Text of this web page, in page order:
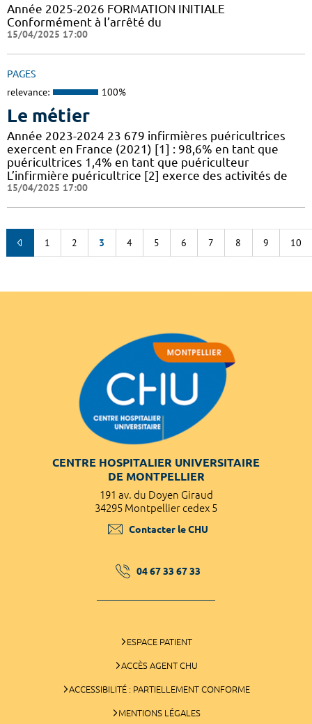
Année 2025-2026 FORMATION INITIALE
Conformément à l’arrêté du
15/04/2025 17:00
PAGES
relevance: 100%
Le métier
Année 2023-2024 23 679 infirmières puéricultrices
exercent en France (2021) [1] : 98,6% en tant que
puéricultrices 1,4% en tant que puériculteur
L’infirmière puéricultrice [2] exerce des activités de
15/04/2025 17:00
1 2 3 4 5 6 7 8 9 10
CENTRE HOSPITALIER UNIVERSITAIRE
DE MONTPELLIER
191 av. du Doyen Giraud
34295 Montpellier cedex 5
Contacter le CHU
04 67 33 67 33
ESPACE PATIENT
ACCÈS AGENT CHU
ACCESSIBILITÉ : PARTIELLEMENT CONFORME
MENTIONS LÉGALES